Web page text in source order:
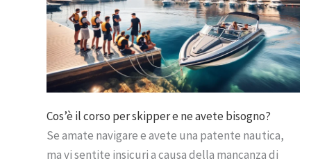
Cos’è il corso per skipper e ne avete bisogno?
Se amate navigare e avete una patente nautica,
ma vi sentite insicuri a causa della mancanza di